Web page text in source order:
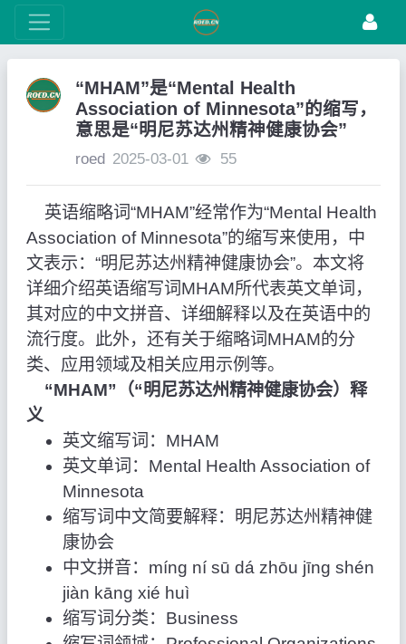
“MHAM”是“Mental Health
Association of Minnesota”的缩写，
意思是“明尼苏达州精神健康协会”
roed 2025-03-01 55
英语缩略词“MHAM”经常作为“Mental Health
Association of Minnesota”的缩写来使用，中
文表示：“明尼苏达州精神健康协会”。本文将
详细介绍英语缩写词MHAM所代表英文单词，
其对应的中文拼音、详细解释以及在英语中的
流行度。此外，还有关于缩略词MHAM的分
类、应用领域及相关应用示例等。
“MHAM”（“明尼苏达州精神健康协会）释
义
英文缩写词：MHAM
英文单词：Mental Health Association of
Minnesota
缩写词中文简要解释：明尼苏达州精神健
康协会
中文拼音：míng ní sū dá zhōu jīng shén
jiàn kāng xié huì
缩写词分类：Business